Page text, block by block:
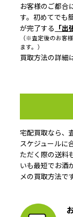
お客様のご都合
す。初めてでも
が完了する 「出
（※査定後のお客
ます。）
買取方法の詳細
宅配買取なら、
スケジュールに
ただく際の送料
いも最短でお酒
メの買取方法です